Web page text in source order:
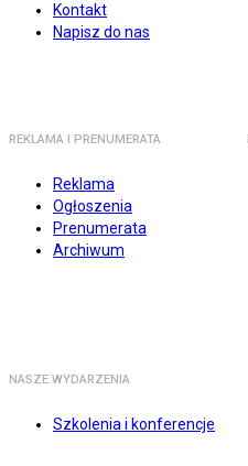
Kontakt
Napisz do nas
REKLAMA I PRENUMERATA
Reklama
Ogłoszenia
Prenumerata
Archiwum
NASZE WYDARZENIA
Szkolenia i konferencje